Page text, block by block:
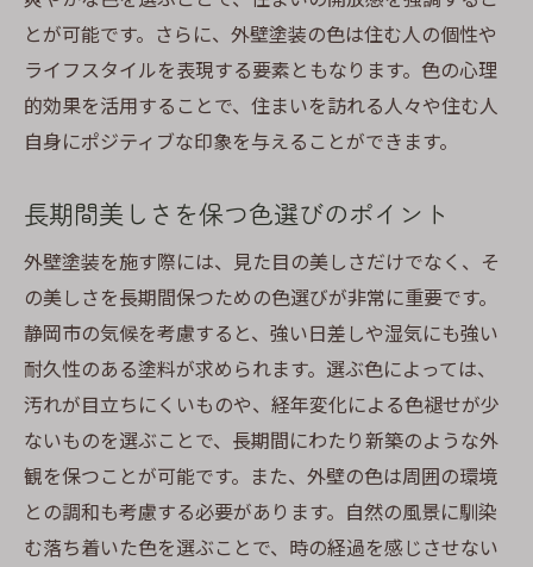
とが可能です。さらに、外壁塗装の色は住む人の個性や
ライフスタイルを表現する要素ともなります。色の心理
的効果を活用することで、住まいを訪れる人々や住む人
自身にポジティブな印象を与えることができます。
長期間美しさを保つ色選びのポイント
外壁塗装を施す際には、見た目の美しさだけでなく、そ
の美しさを長期間保つための色選びが非常に重要です。
静岡市の気候を考慮すると、強い日差しや湿気にも強い
耐久性のある塗料が求められます。選ぶ色によっては、
汚れが目立ちにくいものや、経年変化による色褪せが少
ないものを選ぶことで、長期間にわたり新築のような外
観を保つことが可能です。また、外壁の色は周囲の環境
との調和も考慮する必要があります。自然の風景に馴染
む落ち着いた色を選ぶことで、時の経過を感じさせない